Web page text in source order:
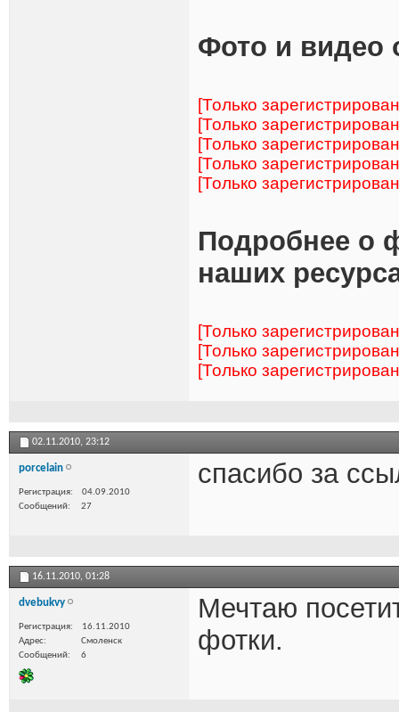
Фото и видео
[Только
[Только
[Только
[Только
[Только
Подробнее о
наших
[Только
[Только
[Только
02.11.2010, 23:12
porcelain
Регистрация
04.09.2010
Сообщений
27
спасибо за
16.11.2010, 01:28
dvebukvy
Регистрация
16.11.2010
Адрес
Смоленск
Сообщений
6
Мечтаю
фотки.